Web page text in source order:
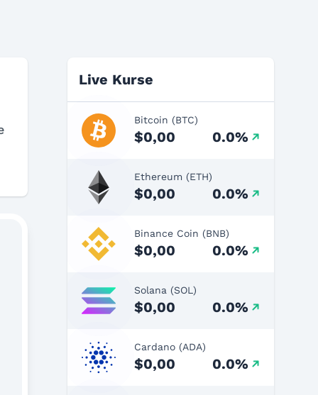
Live Kurse
Bitcoin (BTC)
$0,00 0.0%
Ethereum (ETH)
$0,00 0.0%
Binance Coin (BNB)
$0,00 0.0%
Solana (SOL)
$0,00 0.0%
Cardano (ADA)
$0,00 0.0%